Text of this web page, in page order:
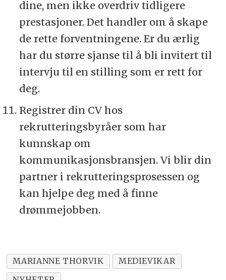
dine, men ikke overdriv tidligere
prestasjoner. Det handler om å skape
de rette forventningene. Er du ærlig
har du større sjanse til å bli invitert til
intervju til en stilling som er rett for
deg.
Registrer din CV hos
rekrutteringsbyråer som har
kunnskap om
kommunikasjonsbransjen. Vi blir din
partner i rekrutteringsprosessen og
kan hjelpe deg med å finne
drømmejobben.
MARIANNE THORVIK
MEDIEVIKAR